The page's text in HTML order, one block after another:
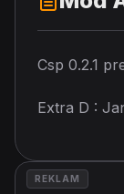
Csp 0.2.1
Extra D :
REKLAM